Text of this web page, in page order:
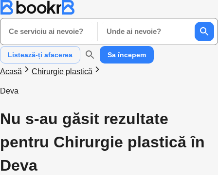
Ce serviciu ai nevoie? Unde ai nevoie?
Listează-ți afacerea Sa începem
Acasă Chirurgie plastică
Deva
Nu s-au găsit rezultate
pentru Chirurgie plastică în
Deva